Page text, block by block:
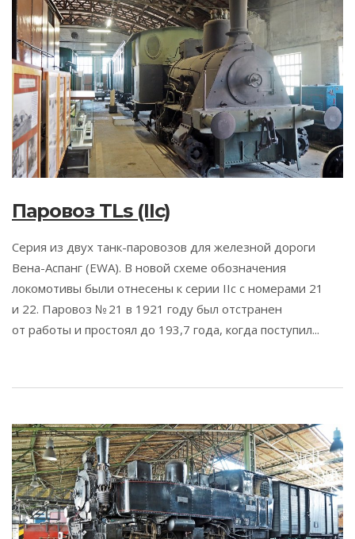
Паровоз TLs (IIc)
Серия из двух танк-паровозов для железной дороги
Вена-Аспанг (EWA). В новой схеме обозначения
локомотивы были отнесены к серии IIc с номерами 21
и 22. Паровоз № 21 в 1921 году был отстранен
от работы и простоял до 193,7 года, когда поступил...